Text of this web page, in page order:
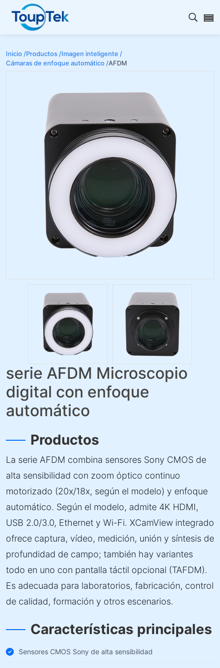
Abrir
Inicio /Productos /Imagen inteligente /
Cámaras de enfoque automático /AFDM
serie AFDM Microscopio
digital con enfoque
automático
Productos
La serie AFDM combina sensores Sony CMOS de
alta sensibilidad con zoom óptico continuo
motorizado (20x/18x, según el modelo) y enfoque
automático. Según el modelo, admite 4K HDMI,
USB 2.0/3.0, Ethernet y Wi-Fi. XCamView integrado
ofrece captura, vídeo, medición, unión y síntesis de
profundidad de campo; también hay variantes
todo en uno con pantalla táctil opcional (TAFDM).
Es adecuada para laboratorios, fabricación, control
de calidad, formación y otros escenarios.
Características principales
Sensores CMOS Sony de alta sensibilidad